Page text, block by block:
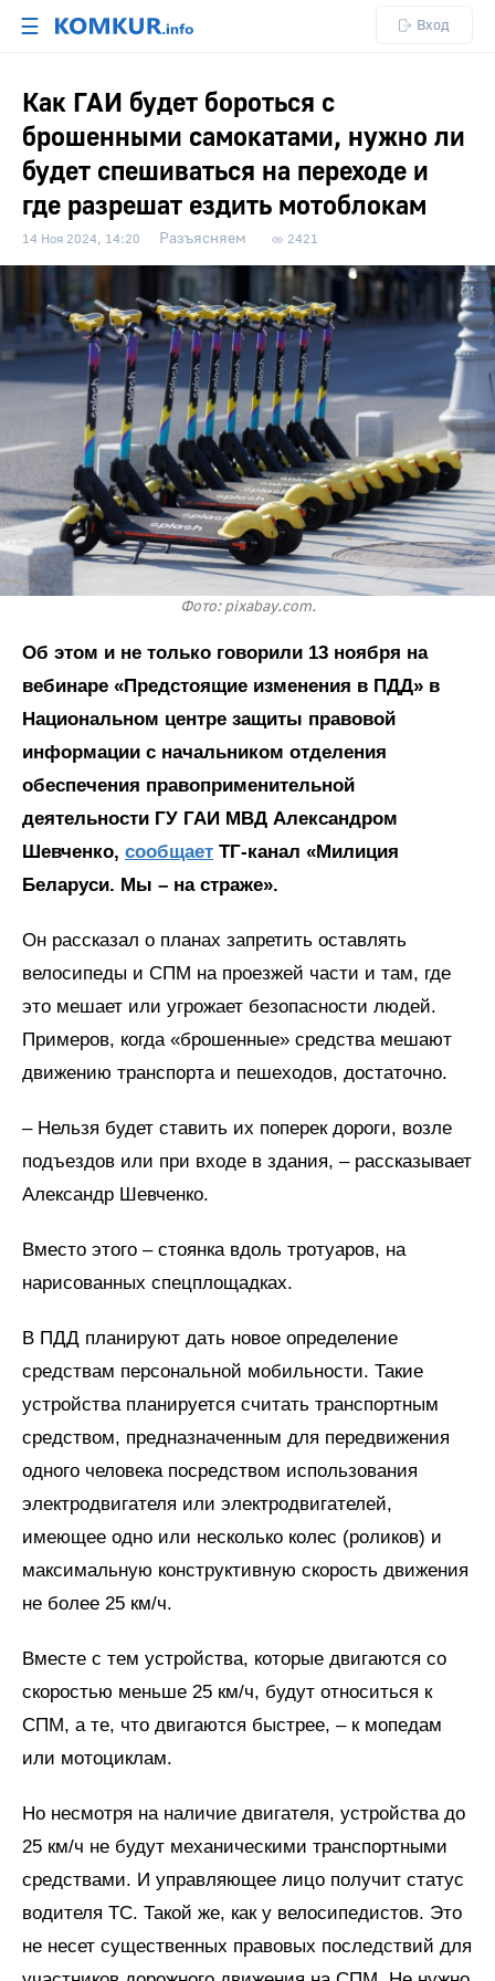
☰ Вход
Как ГАИ будет бороться с
брошенными самокатами, нужно ли
будет спешиваться на переходе и
где разрешат ездить мотоблокам
14 Ноя 2024, 14:20 Разъясняем 2421
Фото: pixabay.com.
Об этом и не только говорили 13 ноября на
вебинаре «Предстоящие изменения в ПДД» в
Национальном центре защиты правовой
информации с начальником отделения
обеспечения правоприменительной
деятельности ГУ ГАИ МВД Александром
Шевченко, сообщает ТГ-канал «Милиция
Беларуси. Мы – на страже».
Он рассказал о планах запретить оставлять
велосипеды и СПМ на проезжей части и там, где
это мешает или угрожает безопасности людей.
Примеров, когда «брошенные»‎ средства мешают
движению транспорта и пешеходов, достаточно.
– Нельзя будет ставить их поперек дороги, возле
подъездов или при входе в здания, – рассказывает
Александр Шевченко.
Вместо этого – стоянка вдоль тротуаров, на
нарисованных спецплощадках.
В ПДД планируют дать новое определение
средствам персональной мобильности. Такие
устройства планируется считать транспортным
средством, предназначенным для передвижения
одного человека посредством использования
электродвигателя или электродвигателей,
имеющее одно или несколько колес (роликов) и
максимальную конструктивную скорость движения
не более 25 км/ч.
Вместе с тем устройства, которые двигаются со
скоростью меньше 25 км/ч, будут относиться к
СПМ, а те, что двигаются быстрее, – к мопедам
или мотоциклам.
Но несмотря на наличие двигателя, устройства до
25 км/ч не будут механическими транспортными
средствами. И управляющее лицо получит статус
водителя ТС. Такой же, как у велосипедистов. Это
не несет существенных правовых последствий для